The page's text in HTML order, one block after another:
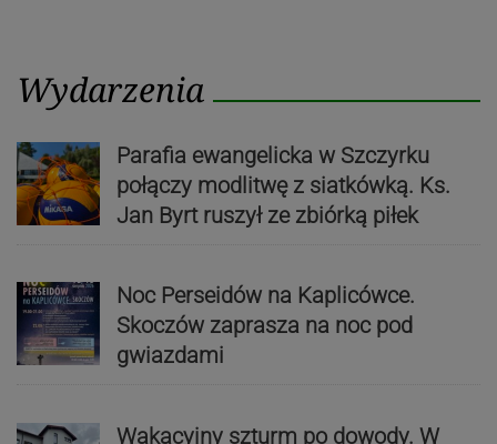
Wydarzenia
Parafia ewangelicka w Szczyrku
połączy modlitwę z siatkówką. Ks.
Jan Byrt ruszył ze zbiórką piłek
Noc Perseidów na Kaplicówce.
Skoczów zaprasza na noc pod
gwiazdami
Wakacyjny szturm po dowody. W